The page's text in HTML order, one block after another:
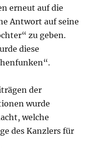
erneut auf die
Antwort auf seine
zu geben.
diese
der
wurde
welche
des Kanzlers für